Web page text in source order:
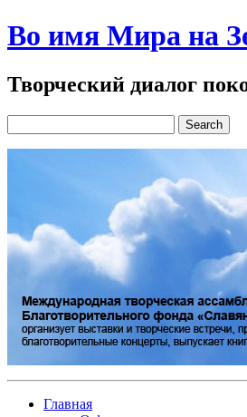
Во имя Мира на
Творческий диалог
Главная